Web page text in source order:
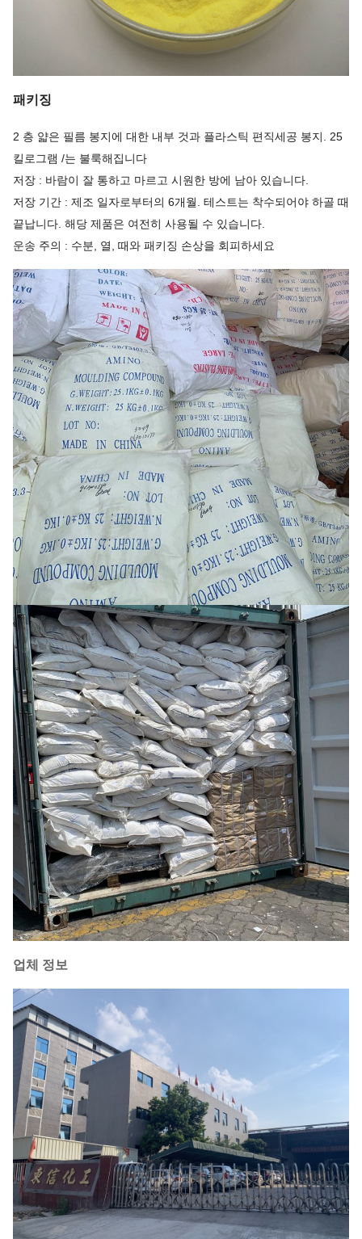
패키징
2 층 얇은 필름 봉지에 대한 내부 것과 플라스틱 편직세공 봉지. 25
킬로그램 /는 불룩해집니다
저장 : 바람이 잘 통하고 마르고 시원한 방에 남아 있습니다.
저장 기간 : 제조 일자로부터의 6개월. 테스트는 착수되어야 하골 때
끝납니다. 해당 제품은 여전히 사용될 수 있습니다.
운송 주의 : 수분, 열, 때와 패키징 손상을 회피하세요
업체 정보